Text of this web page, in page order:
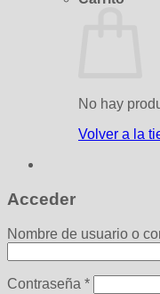
No hay
Volver a la
Acceder
Nombre de usuario o
Contraseña *Obligatorio